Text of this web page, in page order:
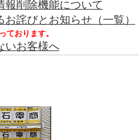
削除機能について
詫びとお知らせ（一覧）
ております。
いお客様へ